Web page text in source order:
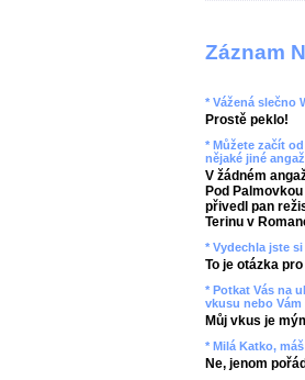
Záznam
* Vážená slečno
Prostě peklo!
* Můžete začít
nějaké jiné
V žádném
Pod
přivedl pan
Terinu v
* Vydechla jste
To je otázka
* Potkat Vás na
vkusu nebo Vám
Můj vkus je
* Milá Katko,
Ne, jenom